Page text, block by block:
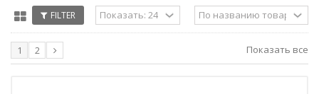
FILTER
Показать все
1 2